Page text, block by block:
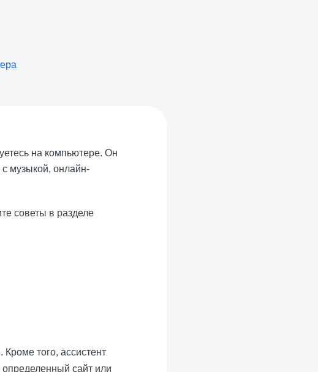
на компьютере. Он
с музыкой, онлайн-
советы в разделе
Кроме того, ассистент
определенный сайт или